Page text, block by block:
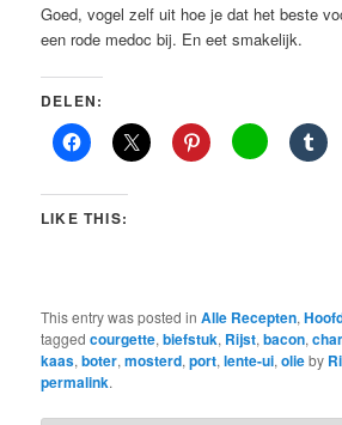
Goed, vogel zelf uit hoe je dat het beste
een rode medoc bij. En eet smakelijk.
DELEN:
LIKE THIS:
This entry was posted inAlle Recepten,
taggedcourgette,biefstuk, Rijst,bacon,
kaas,boter,mosterd,port,lente-ui,olieby
permalink.